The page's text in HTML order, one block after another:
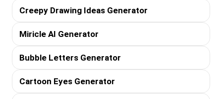
Creepy Drawing Ideas Generator
Miricle AI Generator
Bubble Letters Generator
Cartoon Eyes Generator